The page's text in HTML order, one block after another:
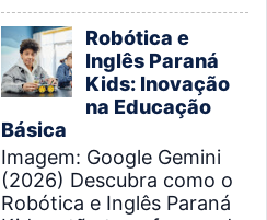
Robótica e
Inglês Paraná
Kids: Inovação
na Educação
Básica
Imagem: Google Gemini
(2026) Descubra como o
Robótica e Inglês Paraná